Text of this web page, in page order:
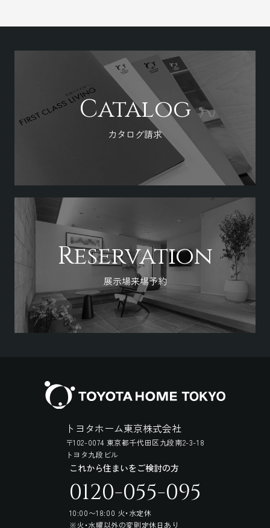
Catalog
カタログ請求
Reservation
展示場来場予約
トヨタホーム東京株式会社
〒102-0074 東京都千代田区九段南2-3-18
トヨタ九段ビル
これから住まいをご検討の方
0120-055-095
10:00〜18:00 火・水定休
※火・水曜以外の変則定休日あり